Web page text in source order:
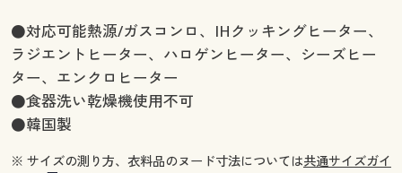
●対応可能熱源/ガスコンロ、IHクッキングヒーター、
ラジエントヒーター、ハロゲンヒーター、シーズヒー
ター、エンクロヒーター
●食器洗い乾燥機使用不可
●韓国製
※ サイズの測り方、衣料品のヌード寸法については共通サイズガイ